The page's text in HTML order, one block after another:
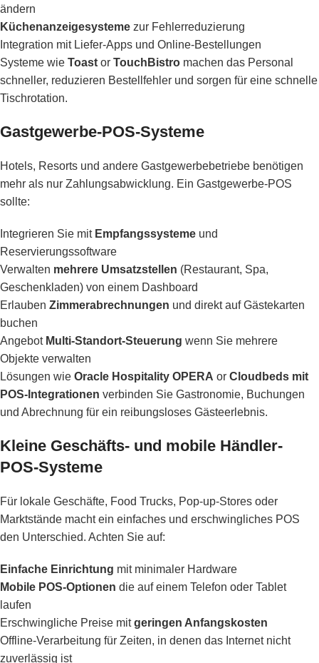
ändern
Küchenanzeigesysteme zur Fehlerreduzierung
Integration mit Liefer-Apps und Online-Bestellungen
Systeme wie Toast or TouchBistro machen das Personal
schneller, reduzieren Bestellfehler und sorgen für eine schnelle
Tischrotation.
Gastgewerbe-POS-Systeme
Hotels, Resorts und andere Gastgewerbebetriebe benötigen
mehr als nur Zahlungsabwicklung. Ein Gastgewerbe-POS
sollte:
Integrieren Sie mit Empfangssysteme und
Reservierungssoftware
Verwalten mehrere Umsatzstellen (Restaurant, Spa,
Geschenkladen) von einem Dashboard
Erlauben Zimmerabrechnungen und direkt auf Gästekarten
buchen
Angebot Multi-Standort-Steuerung wenn Sie mehrere
Objekte verwalten
Lösungen wie Oracle Hospitality OPERA or Cloudbeds mit
POS-Integrationen verbinden Sie Gastronomie, Buchungen
und Abrechnung für ein reibungsloses Gästeerlebnis.
Kleine Geschäfts- und mobile Händler-
POS-Systeme
Für lokale Geschäfte, Food Trucks, Pop-up-Stores oder
Marktstände macht ein einfaches und erschwingliches POS
den Unterschied. Achten Sie auf:
Einfache Einrichtung mit minimaler Hardware
Mobile POS-Optionen die auf einem Telefon oder Tablet
laufen
Erschwingliche Preise mitgeringen Anfangskosten
Offline-Verarbeitung für Zeiten, in denen das Internet nicht
zuverlässig ist